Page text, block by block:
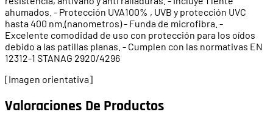
ahumados. - Protección UVA100% , UVB y protección UVC
hasta 400 nm.(nanometros) - Funda de microfibra. -
Excelente comodidad de uso con protección para los oídos
debido a las patillas planas. - Cumplen con las normativas EN
12312-1 STANAG 2920/4296
[Imagen orientativa]
Valoraciones De Productos